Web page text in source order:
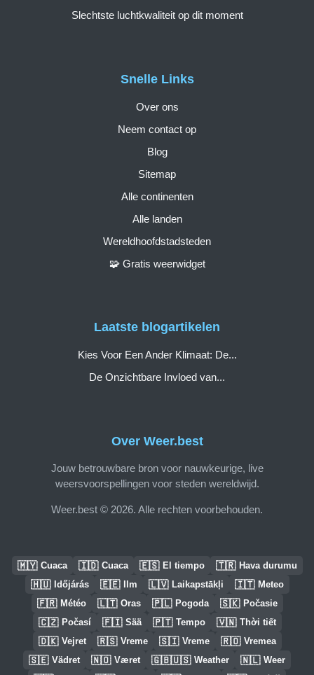
Over Weer.best
Jouw betrouwbare bron voor nauwkeurige, live
weersvoorspellingen voor steden wereldwijd.
Weer.best © 2026. Alle rechten voorbehouden.
Snelle Links
Over ons
Neem contact op
Blog
Sitemap
Alle continenten
Alle landen
Wereldhoofdstadsteden
🧩 Gratis weerwidget
Slechtste luchtkwaliteit op dit moment
Laatste blogartikelen
Kies Voor Een Ander Klimaat: De...
De Onzichtbare Invloed van...
🇲🇾 Cuaca 🇮🇩 Cuaca 🇪🇸 El tiempo 🇹🇷 Hava durumu
🇭🇺 Időjárás 🇪🇪 Ilm 🇱🇻 Laikapstākļi 🇮🇹 Meteo
🇫🇷 Météo 🇱🇹 Oras 🇵🇱 Pogoda 🇸🇰 Počasie
🇨🇿 Počasí 🇫🇮 Sää 🇵🇹 Tempo 🇻🇳 Thời tiết
🇩🇰 Vejret 🇷🇸 Vreme 🇸🇮 Vreme 🇷🇴 Vremea
🇸🇪 Vädret 🇳🇴 Været 🇬🇧🇺🇸 Weather 🇳🇱 Weer